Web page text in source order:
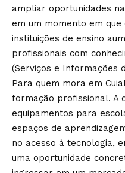
ampliar oportunidades
em um momento em
instituições de ensino
profissionais com
(Serviços e Informações
Para quem mora em
formação profissional. A
equipamentos para
espaços de
no acesso à tecnologia,
uma oportunidade